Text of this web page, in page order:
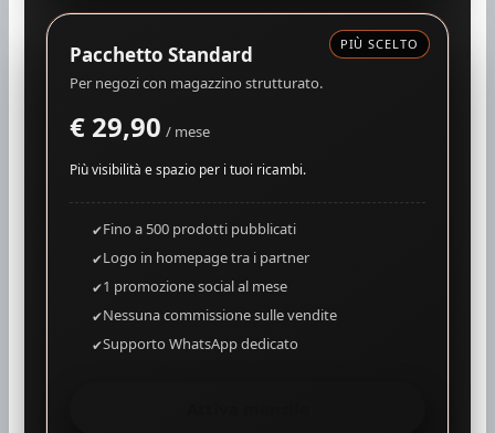
PIÙ SCELTO
Pacchetto Standard
Per negozi con magazzino strutturato.
€ 29,90 / mese
Più visibilità e spazio per i tuoi ricambi.
Fino a 500 prodotti pubblicati
Logo in homepage tra i partner
1 promozione social al mese
Nessuna commissione sulle vendite
Supporto WhatsApp dedicato